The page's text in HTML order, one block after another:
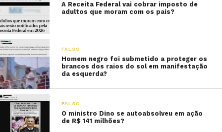
A Receita Federal vai cobrar imposto de
adultos que moram com os pais?
FALSO
Homem negro foi submetido a proteger os
brancos dos raios do sol em manifestação
da esquerda?
FALSO
O ministro Dino se autoabsolveu em ação
de R$ 141 milhões?